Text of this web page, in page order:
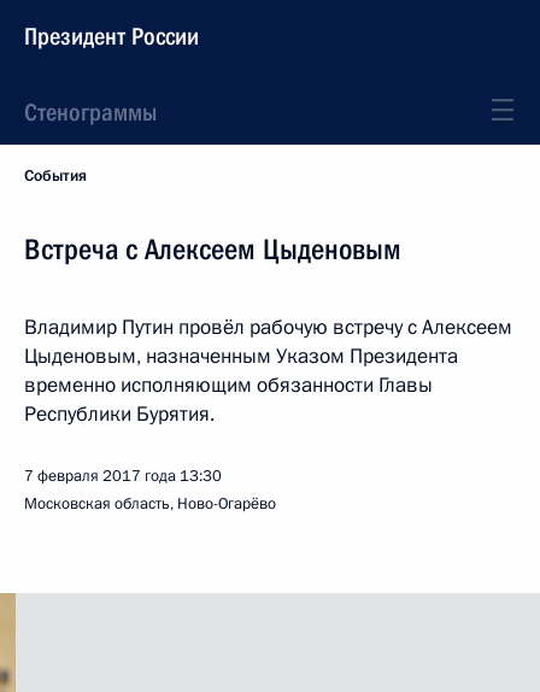
Президент России
Стенограммы
События
Встреча с Алексеем Цыденовым
Владимир Путин провёл рабочую встречу с Алексеем
Цыденовым, назначенным Указом Президента
временно исполняющим обязанности Главы
Республики Бурятия.
7 февраля 2017 года 13:30
Московская область, Ново-Огарёво